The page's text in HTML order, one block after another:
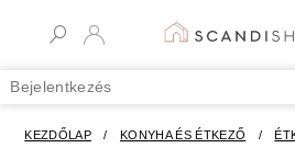
Bejelentkezés
KEZDŐLAP / KONYHA ÉS ÉTKEZŐ /